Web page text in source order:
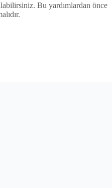
Bu yardımlardan önce